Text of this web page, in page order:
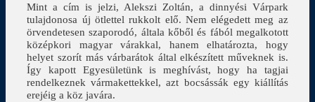
Mint a cím is jelzi, Alekszi Zoltán, a dinnyési Várpark
tulajdonosa új ötlettel rukkolt elő. Nem elégedett meg az
örvendetesen szaporodó, általa kőből és fából megalkotott
középkori magyar várakkal, hanem elhatározta, hogy
helyet szorít más várbarátok által elkészített műveknek is.
Így kapott Egyesületünk is meghívást, hogy ha tagjai
rendelkeznek vármakettekkel, azt bocsássák egy kiállítás
erejéig a köz javára.